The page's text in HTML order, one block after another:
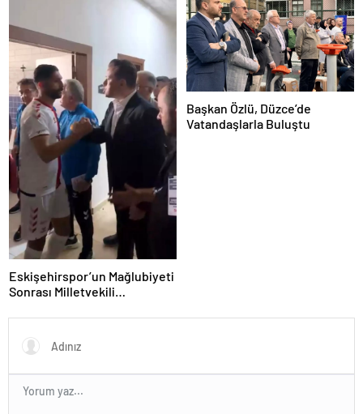
Eskişehirspor’un Mağlubiyeti
Sonrası Milletvekili
Başkan Özlü, Düzce’de
Vatandaşlarla Buluştu